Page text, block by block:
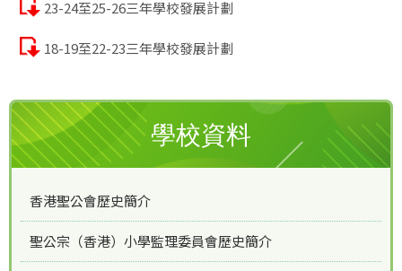
23-24至25-26三年學校發展計劃
18-19至22-23三年學校發展計劃
學校資料
香港聖公會歷史簡介
聖公宗（香港）小學監理委員會歷史簡介